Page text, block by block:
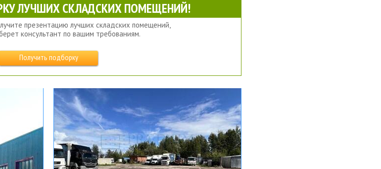
ЛУЧШИХ СКЛАДСКИХ ПОМЕЩЕНИЙ!
презентацию лучших складских помещений,
консультант по вашим требованиям.
Получить подборку